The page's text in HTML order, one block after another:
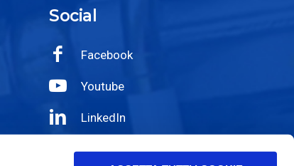
Social
Facebook
Youtube
LinkedIn
Wechat